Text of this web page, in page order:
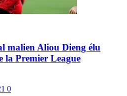
malien Aliou Dieng élu
la Premier League
0